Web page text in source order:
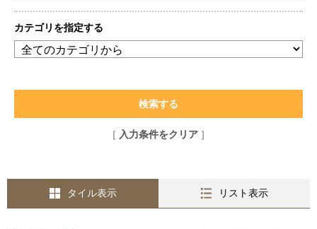
カテゴリを指定する
入力条件をクリア
タイル表示 リスト表示